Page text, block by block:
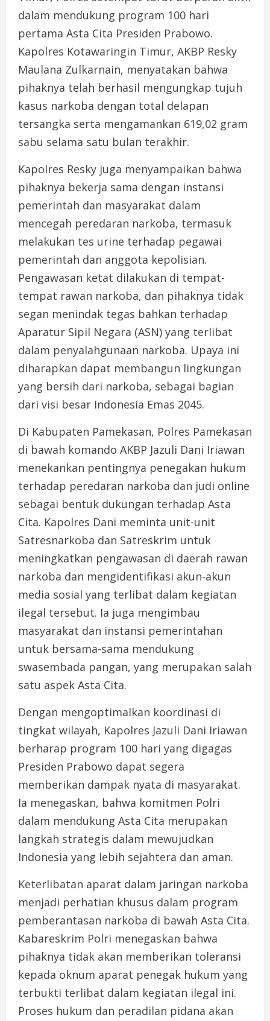
dalam mendukung program 100 hari
pertama Asta Cita Presiden Prabowo.
Kapolres Kotawaringin Timur, AKBP Resky
Maulana Zulkarnain, menyatakan bahwa
pihaknya telah berhasil mengungkap tujuh
kasus narkoba dengan total delapan
tersangka serta mengamankan 619,02 gram
sabu selama satu bulan terakhir.
Kapolres Resky juga menyampaikan bahwa
pihaknya bekerja sama dengan instansi
pemerintah dan masyarakat dalam
mencegah peredaran narkoba, termasuk
melakukan tes urine terhadap pegawai
pemerintah dan anggota kepolisian.
Pengawasan ketat dilakukan di tempat-
tempat rawan narkoba, dan pihaknya tidak
segan menindak tegas bahkan terhadap
Aparatur Sipil Negara (ASN) yang terlibat
dalam penyalahgunaan narkoba. Upaya ini
diharapkan dapat membangun lingkungan
yang bersih dari narkoba, sebagai bagian
dari visi besar Indonesia Emas 2045.
Di Kabupaten Pamekasan, Polres Pamekasan
di bawah komando AKBP Jazuli Dani Iriawan
menekankan pentingnya penegakan hukum
terhadap peredaran narkoba dan judi online
sebagai bentuk dukungan terhadap Asta
Cita. Kapolres Dani meminta unit-unit
Satresnarkoba dan Satreskrim untuk
meningkatkan pengawasan di daerah rawan
narkoba dan mengidentifikasi akun-akun
media sosial yang terlibat dalam kegiatan
ilegal tersebut. Ia juga mengimbau
masyarakat dan instansi pemerintahan
untuk bersama-sama mendukung
swasembada pangan, yang merupakan salah
satu aspek Asta Cita.
Dengan mengoptimalkan koordinasi di
tingkat wilayah, Kapolres Jazuli Dani Iriawan
berharap program 100 hari yang digagas
Presiden Prabowo dapat segera
memberikan dampak nyata di masyarakat.
Ia menegaskan, bahwa komitmen Polri
dalam mendukung Asta Cita merupakan
langkah strategis dalam mewujudkan
Indonesia yang lebih sejahtera dan aman.
Keterlibatan aparat dalam jaringan narkoba
menjadi perhatian khusus dalam program
pemberantasan narkoba di bawah Asta Cita.
Kabareskrim Polri menegaskan bahwa
pihaknya tidak akan memberikan toleransi
kepada oknum aparat penegak hukum yang
terbukti terlibat dalam kegiatan ilegal ini.
Proses hukum dan peradilan pidana akan